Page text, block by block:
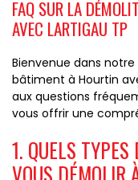
FAQ SUR LA
AVEC LARTIGAU TP
Bienvenue dans
bâtiment à Hourtin
aux questions
vous offrir une
1. QUELS
VOUS DÉMOLIR